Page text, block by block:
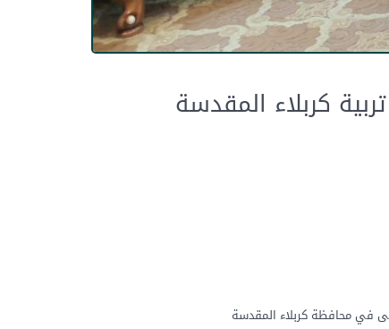
كربلاء المقدسة
في محافظة كربلاء المقدسة